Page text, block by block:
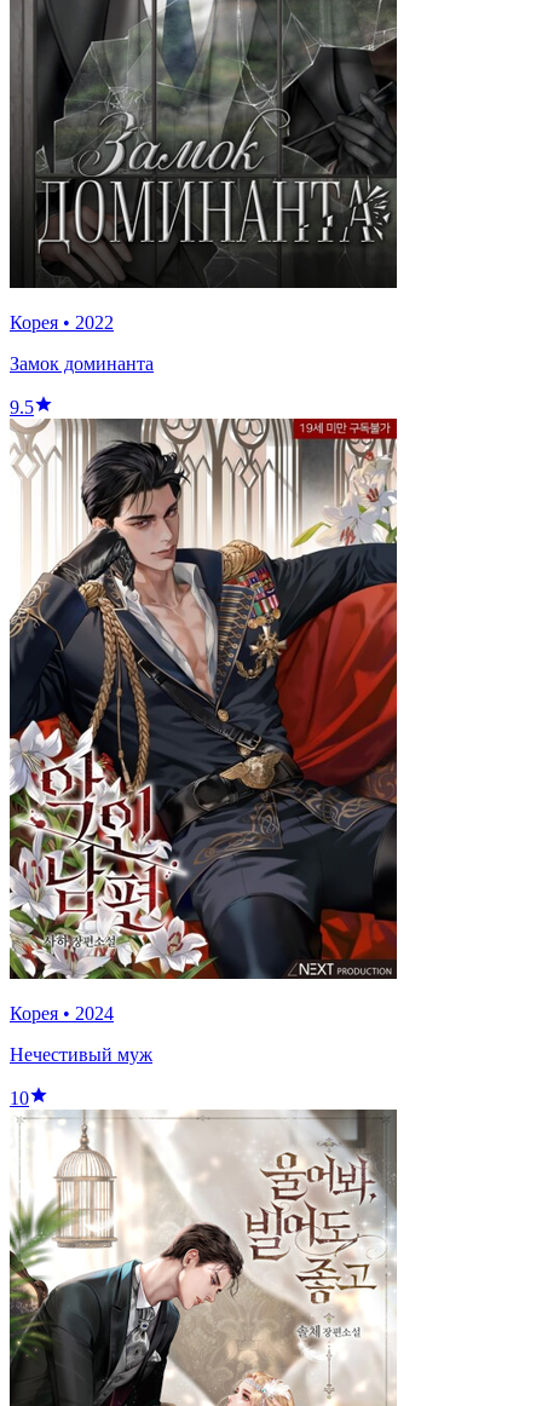
Корея • 2022
Замок доминанта
9.5
Корея • 2024
Нечестивый муж
10